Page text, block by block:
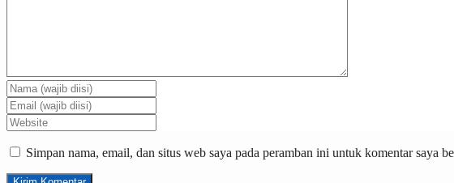
Simpan nama, email, dan situs web saya pada peramban ini untuk komentar saya